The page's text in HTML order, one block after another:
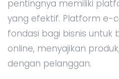
pentingnya memiliki
yang efektif. Platform e-
fondasi bagi bisnis untuk
online, menyajikan
dengan pelanggan.